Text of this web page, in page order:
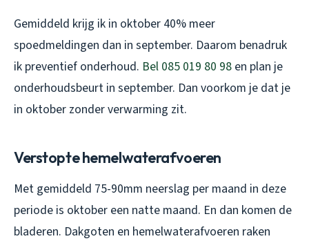
Gemiddeld krijg ik in oktober 40% meer
spoedmeldingen dan in september. Daarom benadruk
ik preventief onderhoud. Bel 085 019 80 98 en plan je
onderhoudsbeurt in september. Dan voorkom je dat je
in oktober zonder verwarming zit.
Verstopte hemelwaterafvoeren
Met gemiddeld 75-90mm neerslag per maand in deze
periode is oktober een natte maand. En dan komen de
bladeren. Dakgoten en hemelwaterafvoeren raken